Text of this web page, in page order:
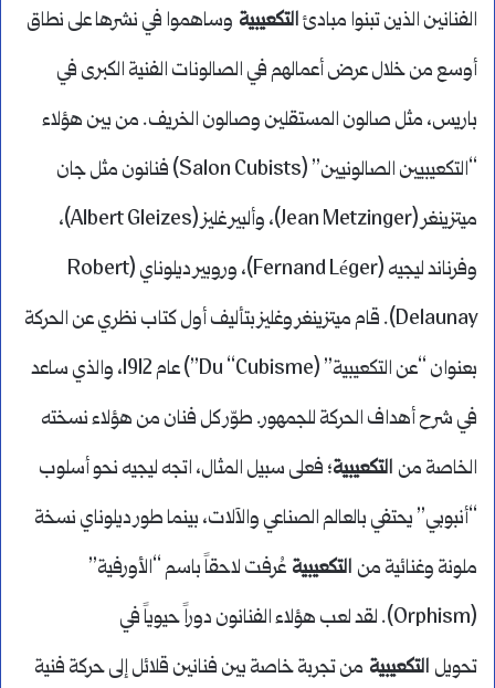
الفنانين الذين تبنوا مبادئالتكعيبية وساهموا في نشرها على نطاق
أوسع من خلال عرض أعمالهم في الصالونات الفنية الكبرى في
باريس، مثل صالون المستقلين وصالون الخريف. من بين هؤلاء
“التكعيبيين الصالونيين” (Salon Cubists) فنانون مثل جان
ميتزينغر (Jean Metzinger)، وألبير غليز (Albert Gleizes)،
وفرناند ليجيه (Fernand Léger)، وروبير ديلوناي (Robert
Delaunay). قام ميتزينغر وغليز بتأليف أول كتاب نظري عن الحركة
بعنوان “عن التكعيبية” (Du “Cubisme”) عام 1912، والذي ساعد
في شرح أهداف الحركة للجمهور. طوّر كل فنان من هؤلاء نسخته
الخاصة من التكعيبية؛ فعلى سبيل المثال، اتجه ليجيه نحو أسلوب
“أنبوبي” يحتفي بالعالم الصناعي والآلات، بينما طور ديلوناي نسخة
ملونة وغنائية من التكعيبية عُرفت لاحقاً باسم “الأورفية”
(Orphism). لقد لعب هؤلاء الفنانون دوراً حيوياً في
تحويل التكعيبية من تجربة خاصة بين فنانين قلائل إلى حركة فنية